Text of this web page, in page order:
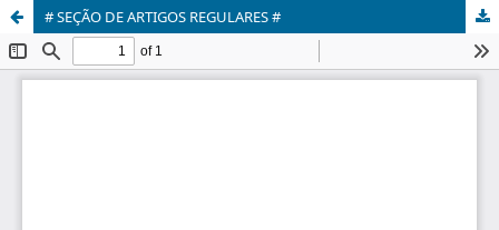
# SEÇÃO DE ARTIGOS REGULARES #